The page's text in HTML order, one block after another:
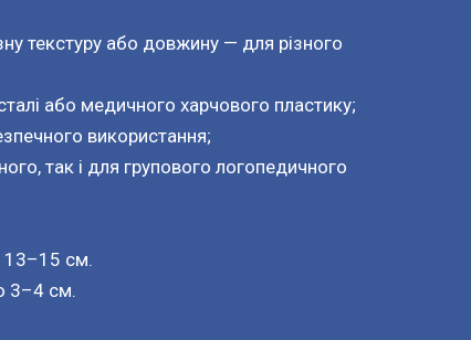
текстуру або довжину — для різного
або медичного харчового пластику;
використання;
так і для групового логопедичного
13–15 см.
3–4 см.